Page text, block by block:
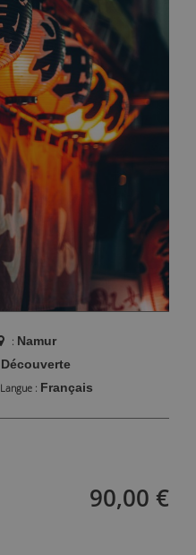
Namur
Découverte
Langue Français
90,00 €